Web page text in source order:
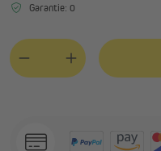
Garantie: 0